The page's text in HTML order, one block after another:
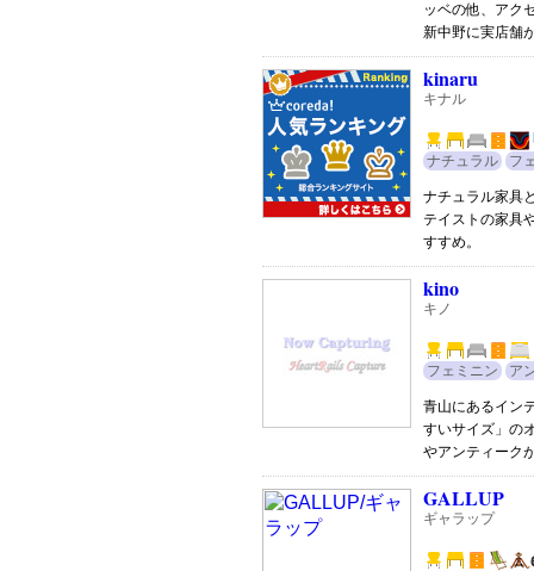
ッベの他、アク
新中野に実店舗
kinaru
キナル
ナチュラル フ
ナチュラル家具
テイストの家具
すすめ。
kino
キノ
フェミニン ア
青山にあるイン
すいサイズ」の
やアンティーク
GALLUP
ギャラップ